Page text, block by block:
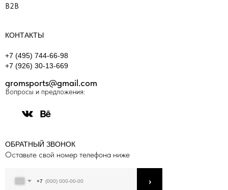
КОНТАКТЫ
+7 (495) 744-66-98
+7 (926) 30-13-669
gromsports@gmail.com
Вопросы и предложения:
ОБРАТНЫЙ ЗВОНОК
Оставьте свой номер телефона ниже
+7 ›
B2B